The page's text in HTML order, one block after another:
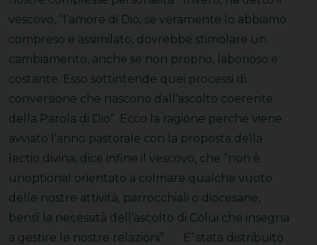
vescovo, “l’amore di Dio, se veramente lo abbiamo
compreso e assimilato, dovrebbe stimolare un
cambiamento, anche se non proprio, laborioso e
costante. Esso sottintende quei processi di
conversione che nascono dall’ascolto coerente
della Parola di Dio”. Ecco la ragione perché viene
avviato l’anno pastorale con la proposta della
lectio divina, dice infine il vescovo, che “non è
unoptional orientato a colmare qualche vuoto
delle nostre attività, parrocchiali o diocesane,
bensì la necessità dell’ascolto di Colui che insegna
a gestire le nostre relazioni”. E’ stata distribuito